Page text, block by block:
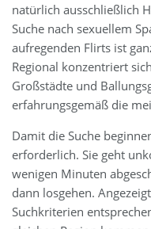
natürlich ausschließlich
Suche nach sexuellem
aufregenden Flirts ist
Regional konzentriert
Großstädte und
erfahrungsgemäß die
Damit die Suche
erforderlich. Sie geht
wenigen Minuten
dann losgehen.
Suchkriterien